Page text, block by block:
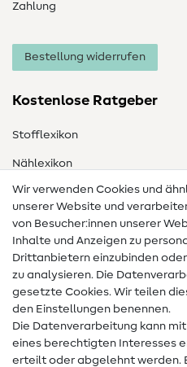
Zahlung
Bestellung widerrufen
Kostenlose Ratgeber
Stofflexikon
Nählexikon
Nähanleitungen
Hilfe & Kontakt
Kontakt
Infos zum Betreiberwechsel
Widerrufsrecht
Wir verwenden Cookies und
unserer Website und
von Besucher:innen unserer
Inhalte und Anzeigen zu
Drittanbietern einzubinden
zu analysieren. Die
gesetzte Cookies. Wir teilen
den Einstellungen benennen.
Die Datenverarbeitung kann
eines berechtigten Interesses
erteilt oder abgelehnt werden.